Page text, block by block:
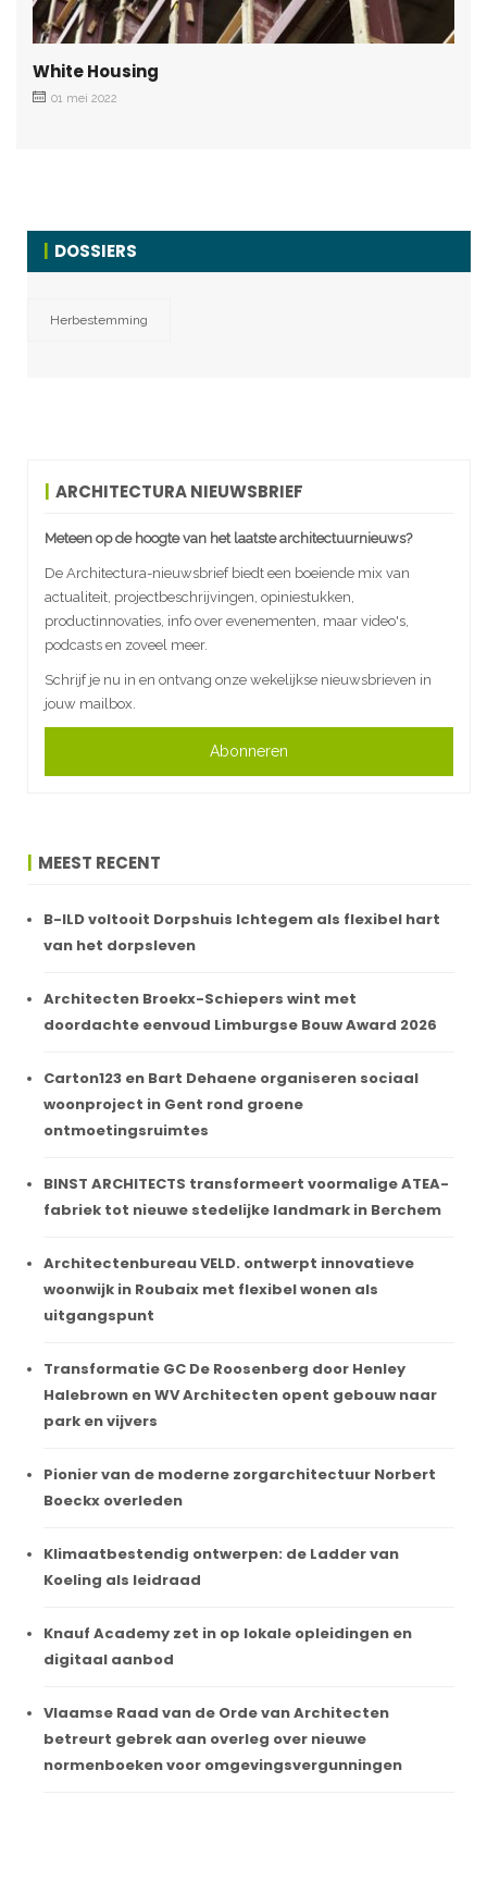
White Housing
01 mei 2022
DOSSIERS
Herbestemming
ARCHITECTURA NIEUWSBRIEF
Meteen op de hoogte van het laatste architectuurnieuws?
De Architectura-nieuwsbrief biedt een boeiende mix van
actualiteit, projectbeschrijvingen, opiniestukken,
productinnovaties, info over evenementen, maar video's,
podcasts en zoveel meer.
Schrijf je nu in en ontvang onze wekelijkse nieuwsbrieven in
jouw mailbox.
Abonneren
MEEST RECENT
B-ILD voltooit Dorpshuis Ichtegem als flexibel hart
van het dorpsleven
Architecten Broekx-Schiepers wint met
doordachte eenvoud Limburgse Bouw Award 2026
Carton123 en Bart Dehaene organiseren sociaal
woonproject in Gent rond groene
ontmoetingsruimtes
BINST ARCHITECTS transformeert voormalige ATEA-
fabriek tot nieuwe stedelijke landmark in Berchem
Architectenbureau VELD. ontwerpt innovatieve
woonwijk in Roubaix met flexibel wonen als
uitgangspunt
Transformatie GC De Roosenberg door Henley
Halebrown en WV Architecten opent gebouw naar
park en vijvers
Pionier van de moderne zorgarchitectuur Norbert
Boeckx overleden
Klimaatbestendig ontwerpen: de Ladder van
Koeling als leidraad
Knauf Academy zet in op lokale opleidingen en
digitaal aanbod
Vlaamse Raad van de Orde van Architecten
betreurt gebrek aan overleg over nieuwe
normenboeken voor omgevingsvergunningen